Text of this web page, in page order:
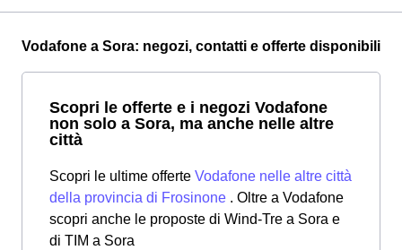
Vodafone a Sora: negozi, contatti e offerte disponibili
Scopri le offerte e i negozi Vodafone
non solo a Sora, ma anche nelle altre
città
Scopri le ultime offerte Vodafone nelle altre città
della provincia di Frosinone . Oltre a Vodafone
scopri anche le proposte di Wind-Tre a Sora e
di TIM a Sora